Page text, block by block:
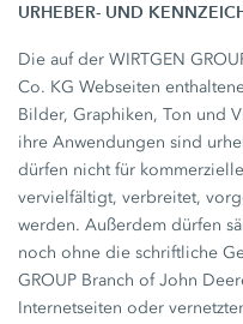
URHEBER- UND
Die auf der WIRTGEN
Co. KG Webseiten
Bilder, Graphiken, Ton und
ihre Anwendungen sind
dürfen nicht für
vervielfältigt, verbreitet,
werden. Außerdem dürfen
noch ohne die schriftliche
GROUP Branch of John
Internetseiten oder